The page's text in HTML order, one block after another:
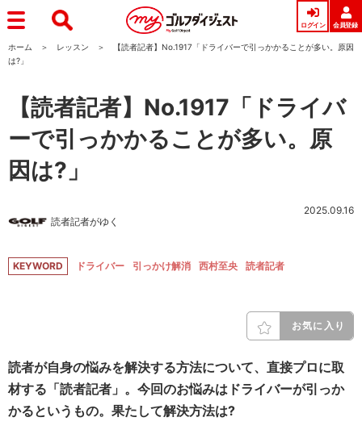
ログイン 会員登録
ホーム レッスン
【読者記者】No.1917「ドライバーで引っかかることが多い。原因
は?」
【読者記者】No.1917「ドライバ
ーで引っかかることが多い。原
因は?」
読者記者がゆく
2025.09.16
KEYWORD ドライバー 引っかけ解消 西村至央 読者記者
お気に入り
読者が自身の悩みを解決する方法について、直接プロに取
材する「読者記者」。今回のお悩みは ドライバーが引っか
かるというもの。果たして解決方法は?